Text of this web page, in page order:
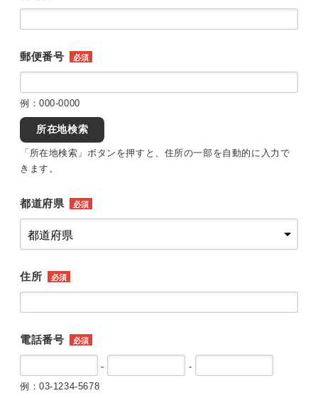
郵便番号 必須
例：000-0000
所在地検索
「所在地検索」ボタンを押すと、住所の一部を自動的に入力で
きます。
都道府県 必須
住所 必須
電話番号 必須
-
-
例：03-1234-5678